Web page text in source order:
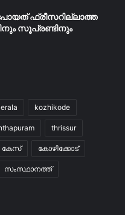
ഫ്രീസറില്ലാത്ത
സൂപ്രണ്ടിനും
kozhikode
thrissur
കേസ് കോഴിക്കോട്
സംസ്ഥാനത്ത്